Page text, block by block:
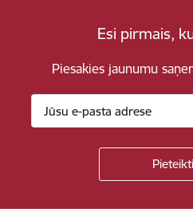
Esi pirmais,
Piesakies jaunumu